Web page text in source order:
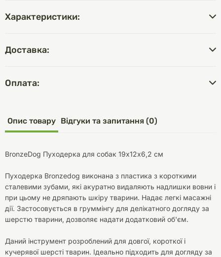
Характеристики:
Доставка:
Оплата:
Опис товару Відгуки та запитання (0)
BronzeDog Пуходерка для собак 19х12х6,2 см
Пуходерка Bronzedog виконана з пластика з короткими
сталевими зубами, які акуратно видаляють надлишки вовни і
при цьому не дряпають шкіру тварини. Надає легкі масажні
дії. Застосовується в груммінгу для делікатного догляду за
шерстю тварини, дозволяє надати додатковий об'єм.
Даний інструмент розроблений для довгої, короткої і
кучерявої шерсті тварин. Ідеально підходить для догляду за